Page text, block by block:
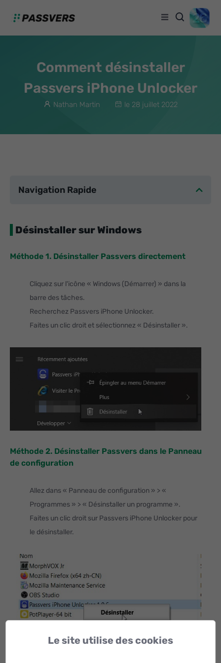
Comment désinstaller
Passvers iPhone Unlocker
Nathan Martin le 28 juillet 2022
Navigation Rapide
Désinstaller sur Windows
Méthode 1. Désinstaller Passvers directement
Cliquez sur l'icône « Windows (Démarrer) » dans la
barre des tâches.
Recherchez Passvers iPhone Unlocker.
Faites un clic droit et sélectionnez « Désinstaller ».
Méthode 2. Désinstaller Passvers dans le Panneau
de configuration
Allez dans « Panneau de configuration » > «
Programmes » > « Désinstaller un programme ».
Faites un clic droit sur Passvers iPhone Unlocker pour
le désinstaller.
Le site utilise des cookies